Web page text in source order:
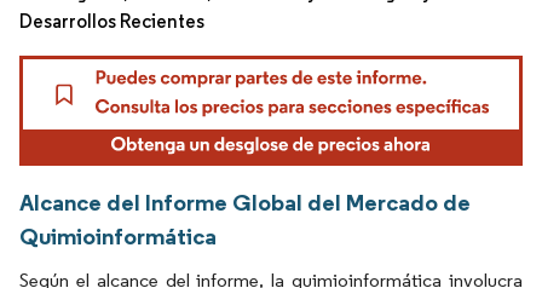
Desarrollos Recientes
Alcance del Informe Global del Mercado de
Quimioinformática
Según el alcance del informe, la quimioinformática involucra